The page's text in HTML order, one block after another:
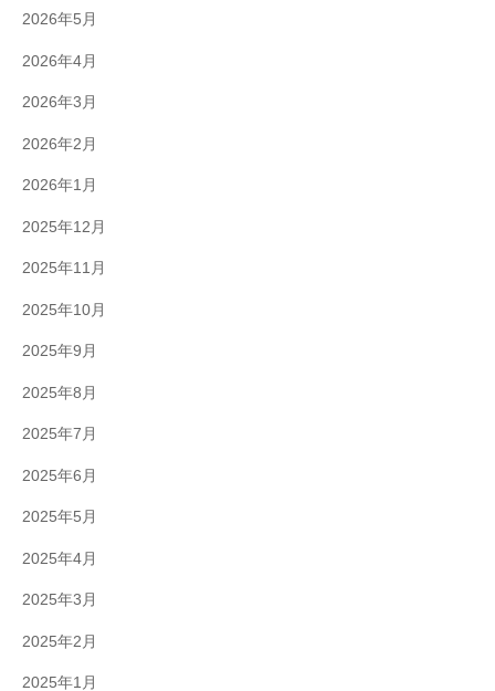
2026年5月
2026年4月
2026年3月
2026年2月
2026年1月
2025年12月
2025年11月
2025年10月
2025年9月
2025年8月
2025年7月
2025年6月
2025年5月
2025年4月
2025年3月
2025年2月
2025年1月